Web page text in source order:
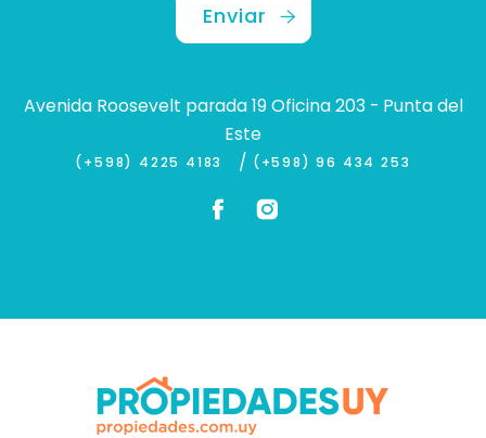
Enviar
Avenida Roosevelt parada 19 Oficina 203 - Punta del
Este
(+598) 4225 4183 / (+598) 96 434 253